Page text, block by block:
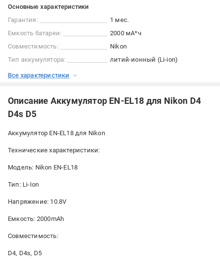
Основные характеристики
Гарантия:
1 мес.
Емкость батареи:
2000 мА*ч
Совместимость:
Nikon
Тип аккумулятора:
литий-ионный (Li-ion)
Все характеристики
Описание Аккумулятор EN-EL18 для Nikon D4
D4s D5
Аккумулятор EN-EL18 для Nikon
Технические характеристики:
Модель: Nikon EN-EL18
Тип: Li-Ion
Напряжение: 10.8V
Емкость: 2000mAh
Совместимость:
D4, D4s, D5